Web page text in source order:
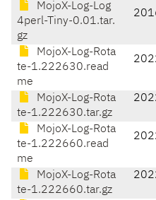
MojoX-Log-Log
4perl-Tiny-0.01.tar.
gz
MojoX-Log-Rota
te-1.222630.read
me
MojoX-Log-Rota
te-1.222630.tar.gz
MojoX-Log-Rota
te-1.222660.read
me
MojoX-Log-Rota
te-1.222660.tar.gz